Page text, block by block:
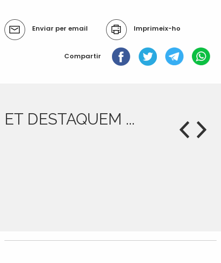
Accions
del
Enviar per email Imprimeix-ho
Compartir
ET DESTAQUEM ...